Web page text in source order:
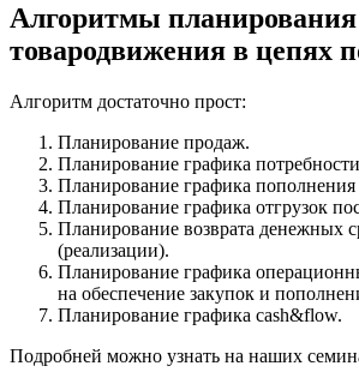
Алгоритмы планирования
товародвижения в цепях
Алгоритм достаточно прост:
Планирование продаж.
Планирование графика потребности
Планирование графика пополнения
Планирование графика отгрузок
Планирование возврата денежных
(реализации).
Планирование графика
на обеспечение закупок и
Планирование графика cash&flow.
Подробней можно узнать на наших